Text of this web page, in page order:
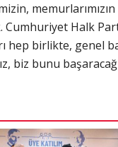
memurlarımızın
Halk
hep birlikte, genel
biz bunu